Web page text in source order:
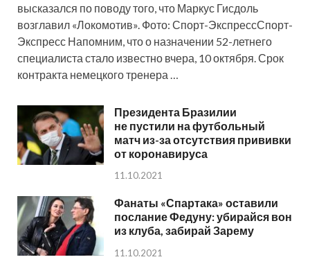
высказался по поводу того, что Маркус Гисдоль
возглавил «Локомотив». Фото: Спорт-ЭкспрессСпорт-
Экспресс Напомним, что о назначении 52-летнего
специалиста стало известно вчера, 10 октября. Срок
контракта немецкого тренера …
Президента Бразилии
не пустили на футбольный
матч из-за отсутствия прививки
от коронавируса
11.10.2021
Фанаты «Спартака» оставили
послание Федуну: убирайся вон
из клуба, забирай Зарему
11.10.2021